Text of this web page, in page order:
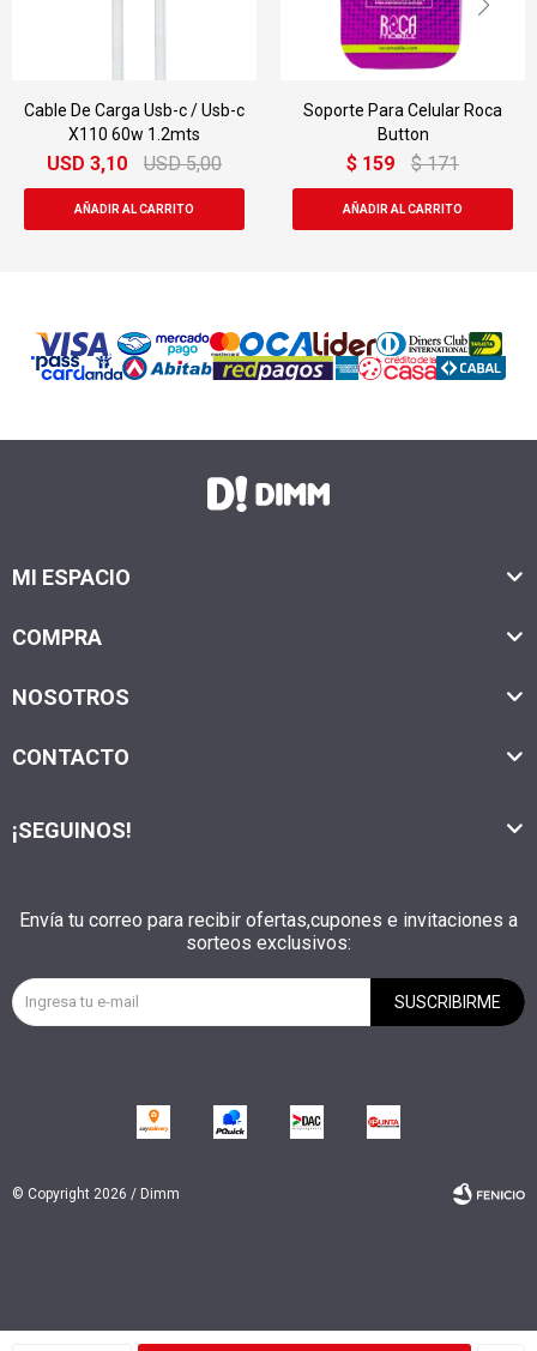
c
Soporte Para Celular Roca
Button
159 $ 171
Cable De Datos De
Rápida Foneng X-66 1
159
MI ESPACIO
COMPRA
NOSOTROS
CONTACTO
Envía tu correo para recibir ofertas,cupones e invitaciones a
sorteos exclusivos:
SUSCRIBIRME
¡SEGUINOS!
© Copyright 2026 / Dimm